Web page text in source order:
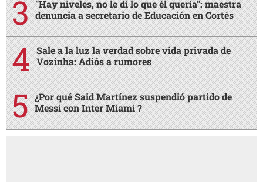
"Hay niveles, no le di lo que él quería": maestra
denuncia a secretario de Educación en Cortés
Sale a la luz la verdad sobre vida privada de
Vozinha: Adiós a rumores
¿Por qué Said Martínez suspendió partido de
Messi con Inter Miami ?